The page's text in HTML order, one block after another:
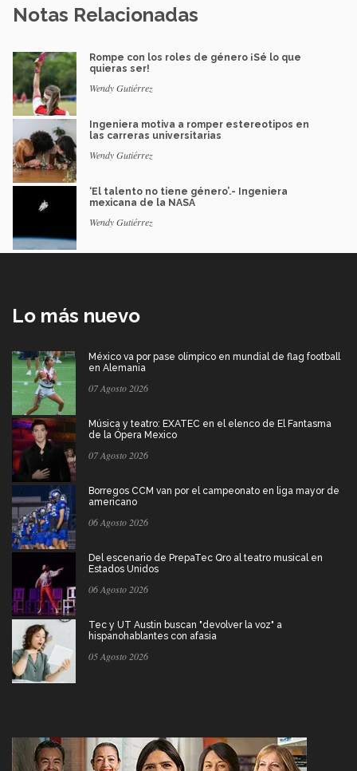
Notas Relacionadas
Rompe con los roles de género ¡Sé lo que
quieras ser!
Wendy Gutiérrez
Ingeniera motiva a romper estereotipos en
las carreras universitarias
Wendy Gutiérrez
‘El talento no tiene género’.- Ingeniera
mexicana de la NASA
Wendy Gutiérrez
Lo más nuevo
México va por pase olímpico en mundial de flag football
en Alemania
07 Agosto 2026
Música y teatro: EXATEC en el elenco de El Fantasma
de la Ópera Mexico
07 Agosto 2026
Borregos CCM van por el campeonato en liga mayor de
americano
06 Agosto 2026
Del escenario de PrepaTec Qro al teatro musical en
Estados Unidos
06 Agosto 2026
Tec y UT Austin buscan "devolver la voz" a
hispanohablantes con afasia
05 Agosto 2026